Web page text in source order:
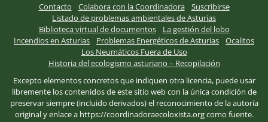
Contacto Colabora con la Coordinadora
Suscribirse
Listado de problemas ambientales de Asturias
Biblioteca virtual de documentos
La gestión del lobo
Incendios en Asturias
Problemas Energéticos de Asturias
Ocalitos
Los Neumáticos Fuera de Uso
Historia del ecologismo asturiano – Recopilación
Excepto elementos concretos que indiquen otra licencia, puede usar
libremente los contenidos de este sitio web con la única condición de
preservar siempre (incluido derivados) el reconocimiento de la autoría
original y enlace a https://coordinadoraecoloxista.org como fuente.